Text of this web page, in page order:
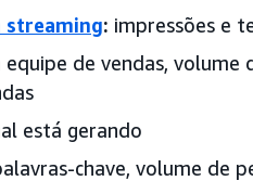
streaming: impressões e
de vendas, volume
está gerando
chave, volume de